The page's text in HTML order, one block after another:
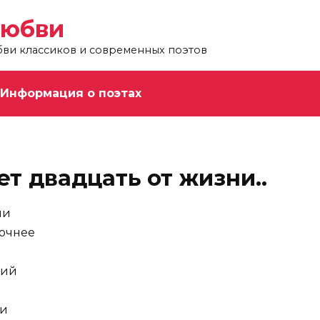
классиков и современных поэтов
Информация о поэтах
двадцать от жизни..